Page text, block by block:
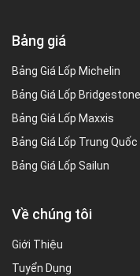
Bảng giá
Bảng Giá Lốp Michelin
Bảng Giá Lốp Bridgestone
Bảng Giá Lốp Maxxis
Bảng Giá Lốp Trung Quốc
Bảng Giá Lốp Sailun
Về chúng tôi
Giới Thiệu
Tuyển Dụng